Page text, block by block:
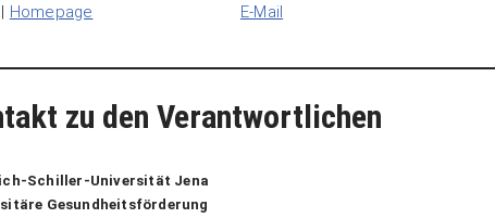
| Homepage E-Mail
zu den Verantwortlichen
Schiller-Universität Jena
Gesundheitsförderung